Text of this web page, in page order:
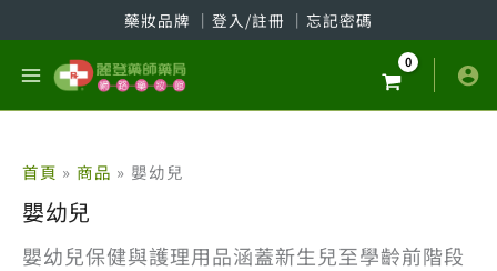
至
藥妝品牌 │ 登入/註冊 │ 忘記密碼
首頁 商品 嬰幼兒
嬰幼兒
嬰幼兒保健與護理用品涵蓋新生兒至學齡前階段